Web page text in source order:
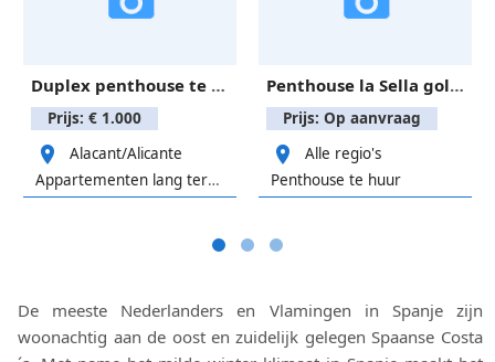
Duplex penthouse te huur in Pedreguer regio Denia
Prijs: € 1.000
Alacant/Alicante
Appartementen lang termijn huur
Penthouse la Sella golf Pedreguer Denia
Prijs: Op aanvraag
Alle regio's
Penthouse te huur
De meeste Nederlanders en Vlamingen in Spanje zijn
woonachtig aan de oost en zuidelijk gelegen Spaanse Costa